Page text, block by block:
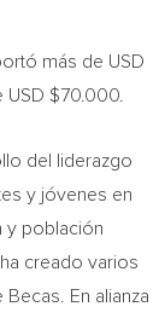
más de USD
USD $70.000
del liderazgo
y jóvenes en
y población
creado varios
En alianza